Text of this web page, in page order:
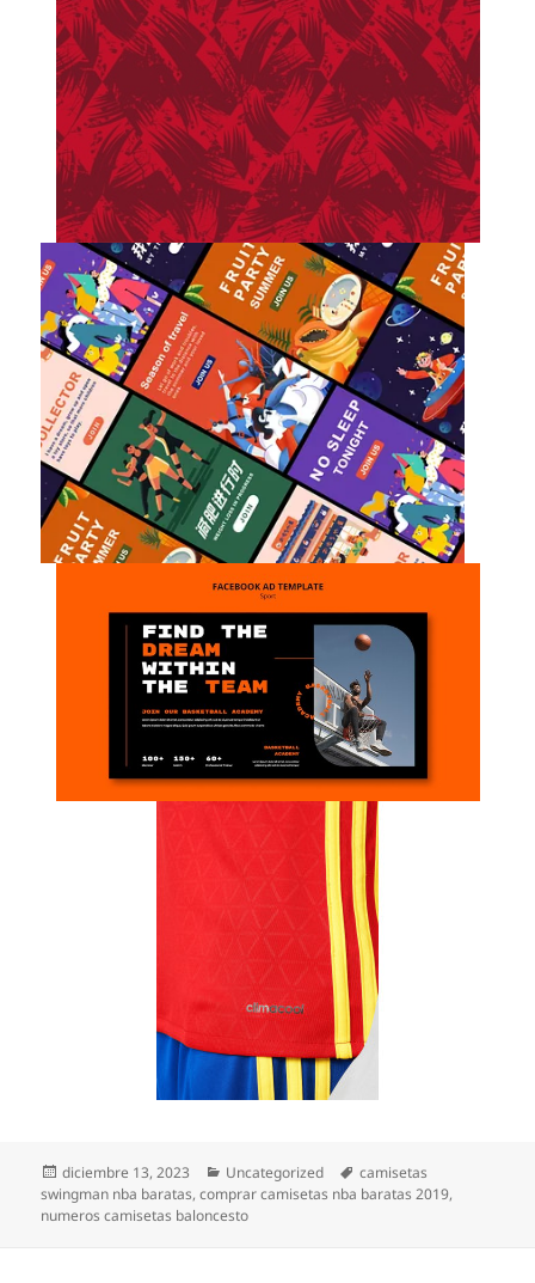
Publicado
el
diciembre 13, 2023 Categorías
Uncategorized Etiquetas
camisetas
swingman nba baratas,comprar camisetas nba baratas 2019,
numeros camisetas baloncesto